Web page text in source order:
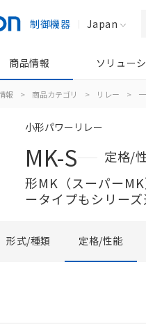
制御機器 Japan
商品情報 ソリュー
報 > 商品カテゴリ > リレー >
小形パワーリレー
MK-S
定格/
形MK（スーパー
ータイプもシリーズ
形式/種類 定格/性能